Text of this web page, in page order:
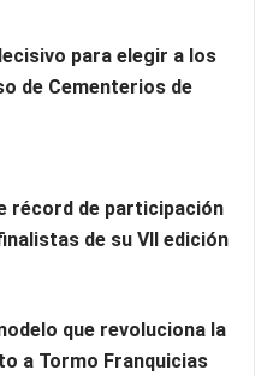
para elegir a los
de Cementerios de
récord de participación
de su VII edición
que revoluciona la
a Tormo Franquicias